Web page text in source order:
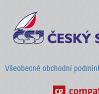
Všeobecné obchodní